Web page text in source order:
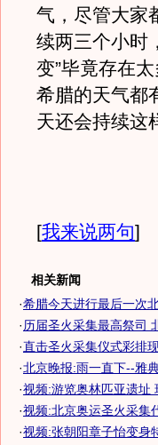
气，尽管大家
续两三个小时
变”毕竟存在
希腊的天气都
天还会持续这
[我来说两句]
相关新闻
·希腊今天进行最后一次
· 历届圣火采集最高祭司
·直击圣火采集仪式彩排
·北京晚报:雨一直下--雅
·视频:游览奥林匹亚遗址
·视频:北京奥运圣火采集
·视频:张朝阳章子怡变身